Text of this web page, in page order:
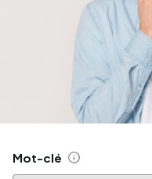
Mot-clé Aide